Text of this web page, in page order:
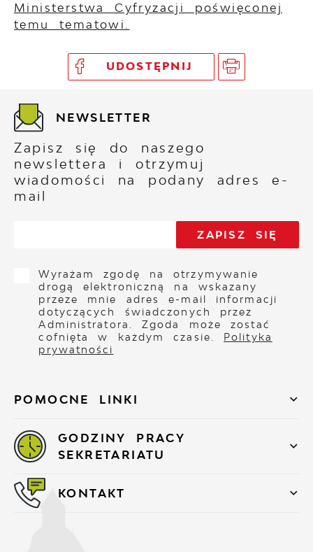
Ministerstwa Cyfryzacji poświęconej
temu tematowi.
UDOSTĘPNIJ
POMOCNE LINKI
NEWSLETTER
Zapisz się do naszego
newslettera i otrzymuj
wiadomości na podany adres e-
mail
Wyrażam zgodę na otrzymywanie
drogą elektroniczną na wskazany
przeze mnie adres e-mail informacji
dotyczących świadczonych przez
Administratora. Zgoda może zostać
cofnięta w każdym czasie. Polityka
prywatności
GODZINY PRACY
SEKRETARIATU
KONTAKT